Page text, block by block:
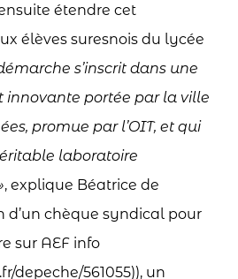
étendre cet
élèves suresnois du lycée
s’inscrit dans une
innovante portée par la ville
promue par l’OIT, et qui
laboratoire
, explique Béatrice de
d’un chèque syndical pour
sur AEF info
depeche/561055)), un